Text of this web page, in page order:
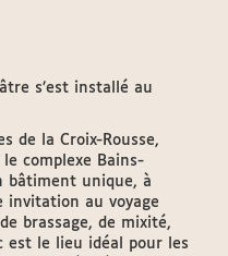
s’est installé au
de la Croix-Rousse,
complexe Bains-
bâtiment unique, à
invitation au voyage
brassage, de mixité,
est le lieu idéal pour les